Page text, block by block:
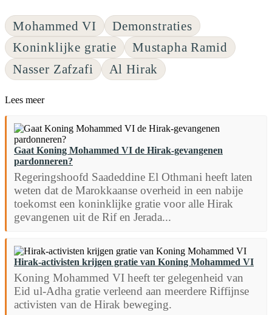
Mohammed VI
Demonstraties
Koninklijke gratie
Mustapha Ramid
Nasser Zafzafi
Al Hirak
Lees meer
Gaat Koning Mohammed VI de Hirak-gevangenen
pardonneren?
Regeringshoofd Saadeddine El Othmani heeft laten
weten dat de Marokkaanse overheid in een nabije
toekomst een koninklijke gratie voor alle Hirak
gevangenen uit de Rif en Jerada...
Hirak-activisten krijgen gratie van Koning Mohammed VI
Koning Mohammed VI heeft ter gelegenheid van
Eid ul-Adha gratie verleend aan meerdere Riffijnse
activisten van de Hirak beweging.